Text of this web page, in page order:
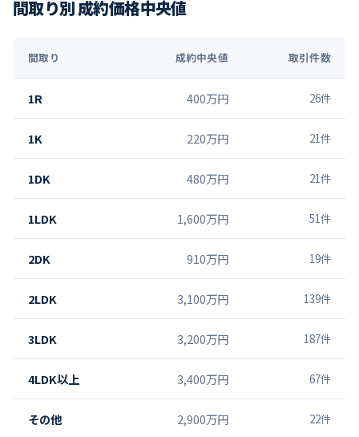
間取り別 成約価格中央値
間取り 成約中央値 取引件数
1R 400万円 26件
1K 220万円 21件
1DK 480万円 21件
1LDK 1,600万円 51件
2DK 910万円 19件
2LDK 3,100万円 139件
3LDK 3,200万円 187件
4LDK以上 3,400万円 67件
その他 2,900万円 22件